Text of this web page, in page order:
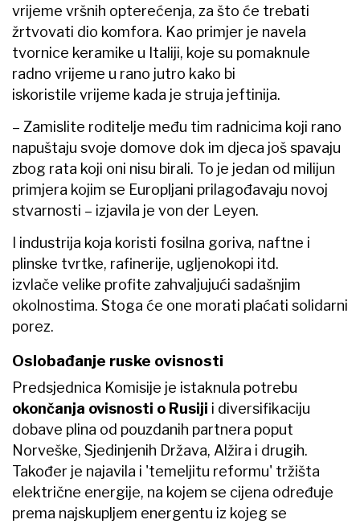
vrijeme vršnih opterećenja, za što će trebati
žrtvovati dio komfora. Kao primjer je navela
tvornice keramike u Italiji, koje su pomaknule
radno vrijeme u rano jutro kako bi
iskoristile vrijeme kada je struja jeftinija.
– Zamislite roditelje među tim radnicima koji rano
napuštaju svoje domove dok im djeca još spavaju
zbog rata koji oni nisu birali. To je jedan od milijun
primjera kojim se Europljani prilagođavaju novoj
stvarnosti – izjavila je von der Leyen.
I industrija koja koristi fosilna goriva, naftne i
plinske tvrtke, rafinerije, ugljenokopi itd.
izvlače velike profite zahvaljujući sadašnjim
okolnostima. Stoga će one morati plaćati solidarni
porez.
Oslobađanje ruske ovisnosti
Predsjednica Komisije je istaknula potrebu
okončanja ovisnosti o Rusiji i diversifikaciju
dobave plina od pouzdanih partnera poput
Norveške, Sjedinjenih Država, Alžira i drugih.
Također je najavila i 'temeljitu reformu' tržišta
električne energije, na kojem se cijena određuje
prema najskupljem energentu iz kojeg se